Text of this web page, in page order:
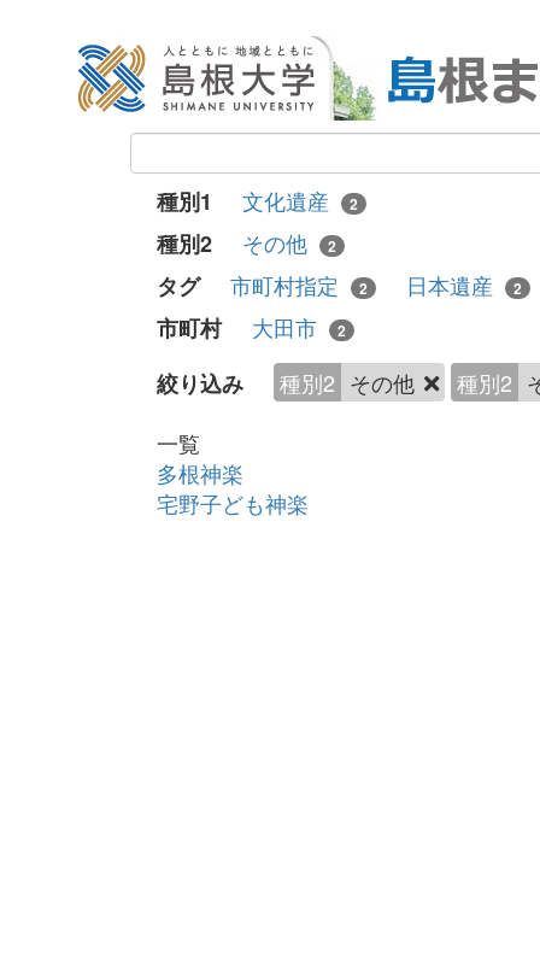
種別1 文化遺産 2
種別2 その他 2
タグ 市町村指定 2 日本遺産 2
市町村 大田市 2
絞り込み 種別2 その他 種別2
一覧
多根神楽
宅野子ども神楽